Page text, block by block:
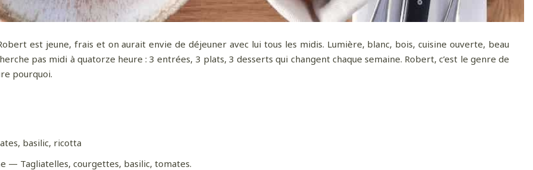
est jeune, frais et on aurait envie de déjeuner avec lui tous les midis. Lumière, blanc, bois, cuisine ouverte, beau
pas midi à quatorze heure : 3 entrées, 3 plats, 3 desserts qui changent chaque semaine. Robert, c’est le genre de
pourquoi.
basilic, ricotta
— Tagliatelles, courgettes, basilic, tomates.